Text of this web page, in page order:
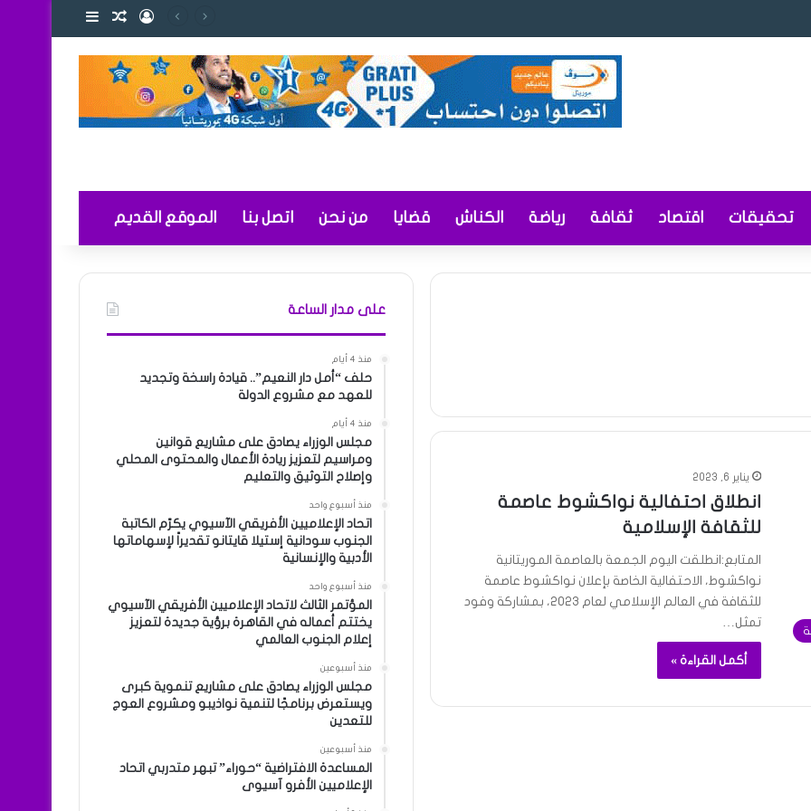
تسجيل الدخول
مقال عشوائي
إضافة عمود
تحقيقات اقتصاد ثقافة رياضة الكناش قضايا من نحن اتصل بنا الموقع القديم
يناير 6, 2023
انطلاق احتفالية نواكشوط عاصمة
للثقافة الإسلامية
المتابع:انطلقت اليوم الجمعة بالعاصمة الموريتانية
نواكشوط، الاحتفالية الخاصة بإعلان نواكشوط عاصمة
للثقافة في العالم الإسلامي لعام 2023، بمشاركة وفود
تمثل…
أكمل القراءة »
على مدار الساعة
منذ 4 أيام
حلف “أمل دار النعيم”.. قيادة راسخة وتجديد
للعهد مع مشروع الدولة
منذ 4 أيام
مجلس الوزراء يصادق على مشاريع قوانين
ومراسيم لتعزيز ريادة الأعمال والمحتوى المحلي
وإصلاح التوثيق والتعليم
منذ أسبوع واحد
اتحاد الإعلاميين الأفريقي الآسيوي يكرّم الكاتبة
الجنوب سودانية إستيلا قايتانو تقديراً لإسهاماتها
الأدبية والإنسانية
منذ أسبوع واحد
المؤتمر الثالث لاتحاد الإعلاميين الأفريقي الآسيوي
يختتم أعماله في القاهرة برؤية جديدة لتعزيز
إعلام الجنوب العالمي
منذ أسبوعين
مجلس الوزراء يصادق على مشاريع تنموية كبرى
ويستعرض برنامجًا لتنمية نواذيبو ومشروع العوج
للتعدين
منذ أسبوعين
المساعدة الافتراضية “حوراء” تبهر متدربي اتحاد
الإعلاميين الأفرو آسيوى